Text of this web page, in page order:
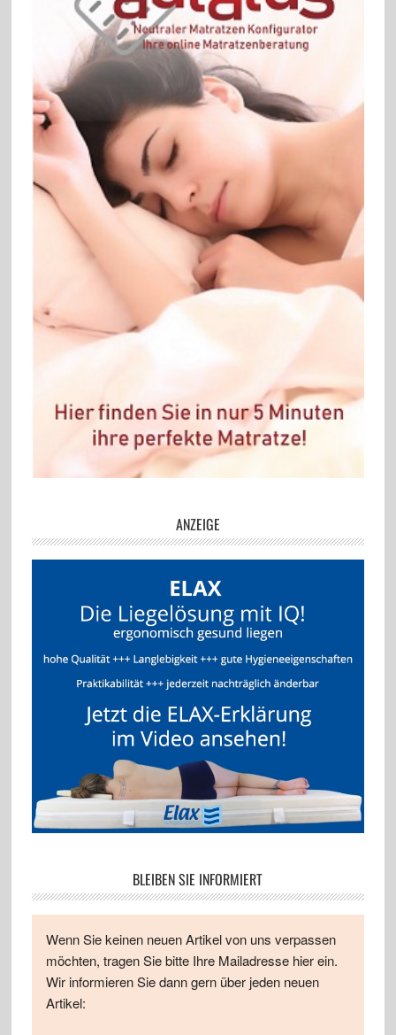
ANZEIGE
BLEIBEN SIE INFORMIERT
Wenn Sie keinen neuen Artikel von uns verpassen
möchten, tragen Sie bitte Ihre Mailadresse hier ein.
Wir informieren Sie dann gern über jeden neuen
Artikel: